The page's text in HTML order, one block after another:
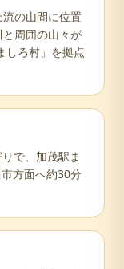
の山間に位置
周囲の山々が
しろ村」を拠点
で、加茂駅ま
方面へ約30分